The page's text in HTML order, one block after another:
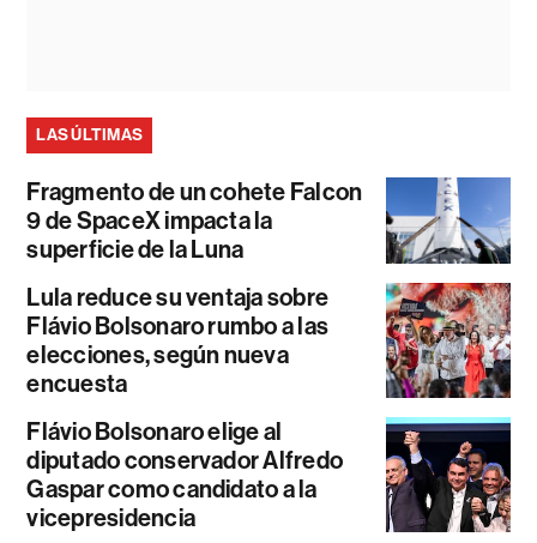
LAS ÚLTIMAS
Fragmento de un cohete Falcon
9 de SpaceX impacta la
superficie de la Luna
Lula reduce su ventaja sobre
Flávio Bolsonaro rumbo a las
elecciones, según nueva
encuesta
Flávio Bolsonaro elige al
diputado conservador Alfredo
Gaspar como candidato a la
vicepresidencia